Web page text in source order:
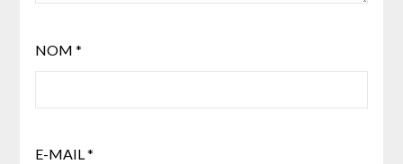
NOM *
E-MAIL*